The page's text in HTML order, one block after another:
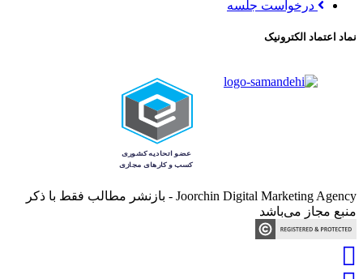
درخواست جلسه
نماد اعتماد الکترونیک
Joorchin Digital Marketing Agency - بازنشر مطالب فقط با ذکر
منبع مجاز می‌باشد